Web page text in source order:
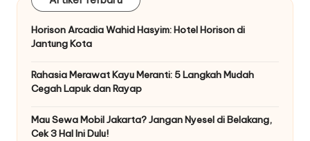
Horison Arcadia Wahid Hasyim: Hotel Horison di
Jantung Kota
Rahasia Merawat Kayu Meranti: 5 Langkah Mudah
Cegah Lapuk dan Rayap
Mau Sewa Mobil Jakarta? Jangan Nyesel di Belakang,
Cek 3 Hal Ini Dulu!